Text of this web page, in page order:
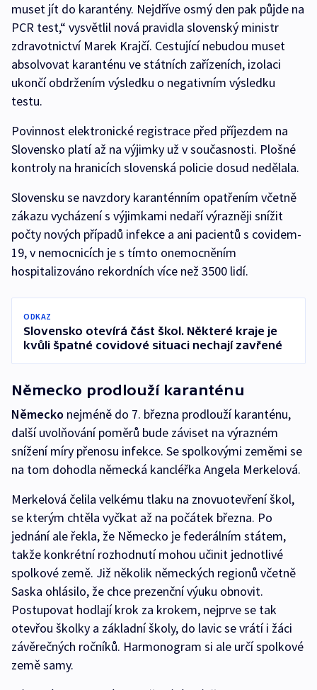
muset jít do karantény. Nejdříve osmý den pak půjde na
PCR test,“ vysvětlil nová pravidla slovenský ministr
zdravotnictví Marek Krajčí. Cestující nebudou muset
absolvovat karanténu ve státních zařízeních, izolaci
ukončí obdržením výsledku o negativním výsledku
testu.
Povinnost elektronické registrace před příjezdem na
Slovensko platí až na výjimky už v současnosti. Plošné
kontroly na hranicích slovenská policie dosud nedělala.
Slovensku se navzdory karanténním opatřením včetně
zákazu vycházení s výjimkami nedaří výrazněji snížit
počty nových případů infekce a ani pacientů s covidem-
19, v nemocnicích je s tímto onemocněním
hospitalizováno rekordních více než 3500 lidí.
ODKAZ
Slovensko otevírá část škol. Některé kraje je
kvůli špatné covidové situaci nechají zavřené
Německo prodlouží karanténu
Německo nejméně do 7. března prodlouží karanténu,
další uvolňování poměrů bude záviset na výrazném
snížení míry přenosu infekce. Se spolkovými zeměmi se
na tom dohodla německá kancléřka Angela Merkelová.
Merkelová čelila velkému tlaku na znovuotevření škol,
se kterým chtěla vyčkat až na počátek března. Po
jednání ale řekla, že Německo je federálním státem,
takže konkrétní rozhodnutí mohou učinit jednotlivé
spolkové země. Již několik německých regionů včetně
Saska ohlásilo, že chce prezenční výuku obnovit.
Postupovat hodlají krok za krokem, nejprve se tak
otevřou školky a základní školy, do lavic se vrátí i žáci
závěrečných ročníků. Harmonogram si ale určí spolkové
země samy.